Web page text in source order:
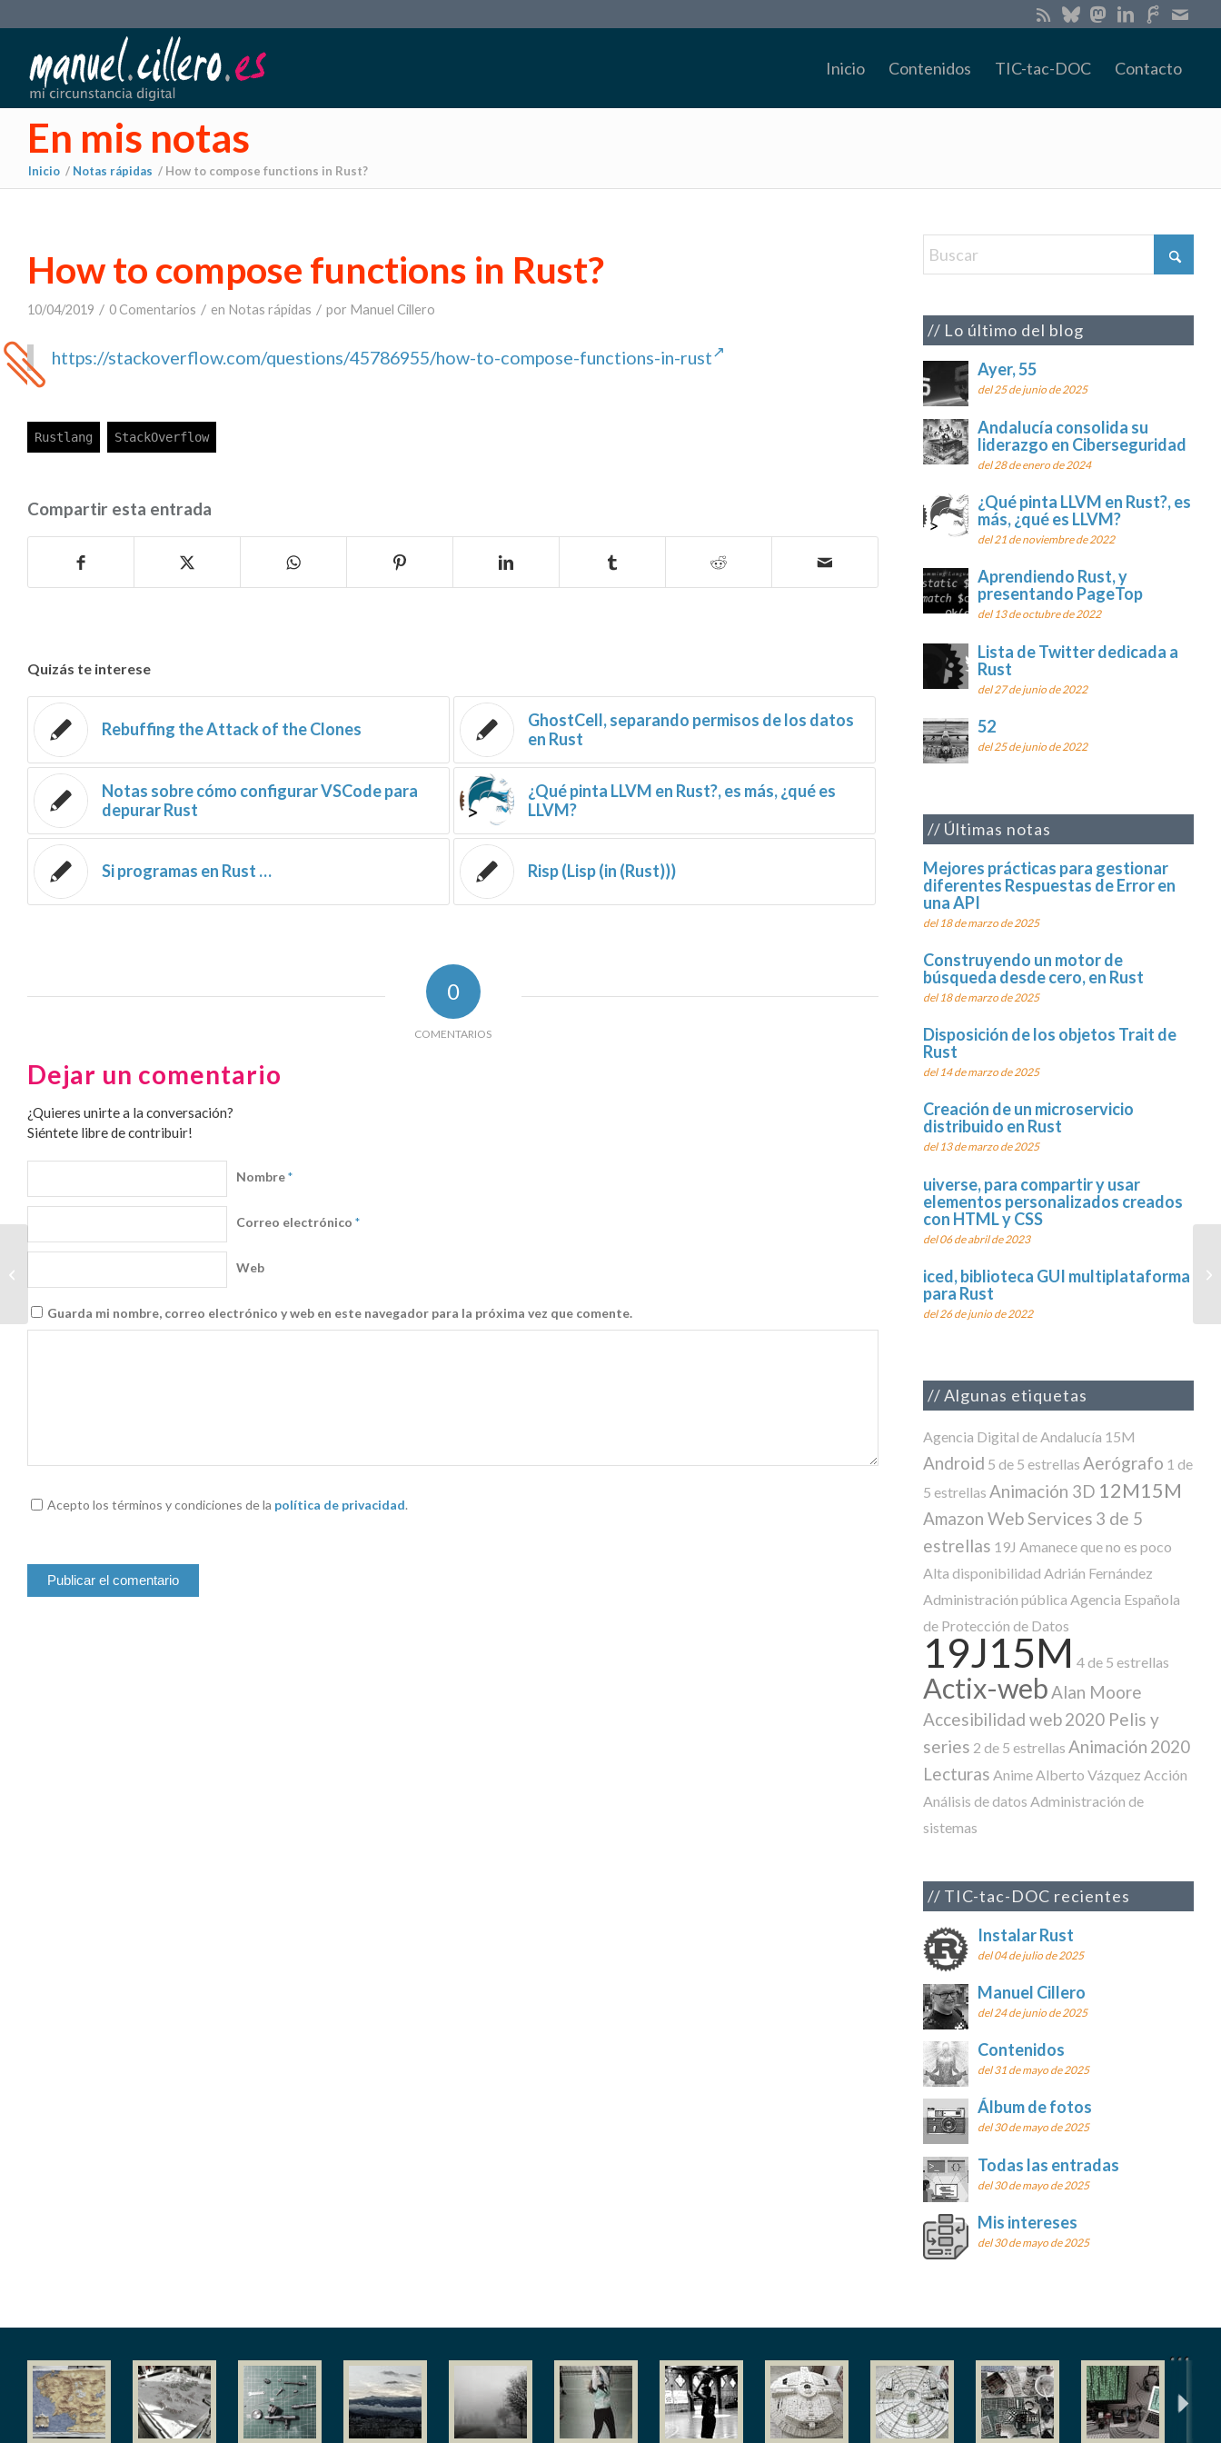
Inicio Contenidos TIC-tac-DOC Contacto
En mis notas
Inicio / Notas rápidas / How to compose functions in Rust?
How to compose functions in Rust?
10/04/2019 / 0 Comentarios / en Notas rápidas / por Manuel Cillero
https://stackoverflow.com/questions/45786955/how-to-compose-functions-in-rust
Compartir esta entrada
Quizás te interese
Rebuffing the Attack of the Clones
GhostCell, separando permisos de los datos
en Rust
Notas sobre cómo configurar VSCode para
depurar Rust
¿Qué pinta LLVM en Rust?, es más, ¿qué es
LLVM?
Si programas en Rust … Risp (Lisp (in (Rust)))
0
COMENTARIOS
Dejar un comentario
¿Quieres unirte a la conversación?
Siéntete libre de contribuir!
Nombre*
Correo electrónico *
Web
Guarda mi nombre, correo electrónico y web en este navegador para la próxima vez que comente.
Acepto los términos y condiciones de la política de privacidad.
Lo último del blog
Ayer, 55
del 25 de junio de 2025
Andalucía consolida su
liderazgo en Ciberseguridad
del 28 de enero de 2024
¿Qué pinta LLVM en Rust?, es
más, ¿qué es LLVM?
del 21 de noviembre de 2022
Aprendiendo Rust, y
presentando PageTop
del 13 de octubre de 2022
Lista de Twitter dedicada a
Rust
del 27 de junio de 2022
52
del 25 de junio de 2022
Últimas notas
Mejores prácticas para gestionar
diferentes Respuestas de Error en
una API
del 18 de marzo de 2025
Construyendo un motor de
búsqueda desde cero, en Rust
del 18 de marzo de 2025
Disposición de los objetos Trait de
Rust
del 14 de marzo de 2025
Creación de un microservicio
distribuido en Rust
del 13 de marzo de 2025
uiverse, para compartir y usar
elementos personalizados creados
con HTML y CSS
del 06 de abril de 2023
iced, biblioteca GUI multiplataforma
para Rust
del 26 de junio de 2022
Algunas etiquetas
Agencia Digital de Andalucía 15M
Android 5 de 5 estrellas Aerógrafo 1 de
5 estrellas Animación 3D 12M15M
Amazon Web Services 3 de 5
estrellas 19J Amanece que no es poco
Alta disponibilidad Adrián Fernández
Administración pública Agencia Española
de Protección de Datos
19J15M 4 de 5 estrellas
Actix-webAlan Moore
Accesibilidad web2020 Pelis y
series 2 de 5 estrellas Animación 2020
Lecturas AnimeAlberto Vázquez Acción
Análisis de datos Administración de
sistemas
TIC-tac-DOC recientes
Instalar Rust
del 04 de julio de 2025
Manuel Cillero
del 24 de junio de 2025
Contenidos
del 31 de mayo de 2025
Álbum de fotos
del 30 de mayo de 2025
Todas las entradas
del 30 de mayo de 2025
Mis intereses
del 30 de mayo de 2025